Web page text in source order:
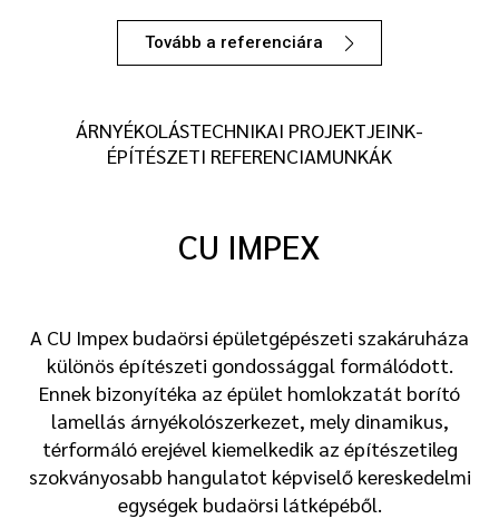
Tovább a referenciára
ÁRNYÉKOLÁSTECHNIKAI PROJEKTJEINK-
ÉPÍTÉSZETI REFERENCIAMUNKÁK
CU IMPEX
A CU Impex budaörsi épületgépészeti szakáruháza
különös építészeti gondossággal formálódott.
Ennek bizonyítéka az épület homlokzatát borító
lamellás árnyékolószerkezet, mely dinamikus,
térformáló erejével kiemelkedik az építészetileg
szokványosabb hangulatot képviselő kereskedelmi
egységek budaörsi látképéből.